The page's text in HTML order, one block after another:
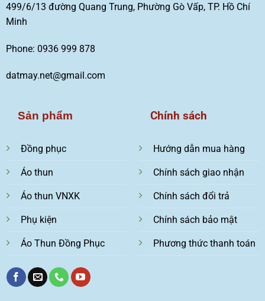
499/6/13 đường Quang Trung, Phường Gò Vấp, TP. Hồ Chí
Minh
Phone: 0936 999 878
datmay.net@gmail.com
Sản phẩm
Đồng phục
Áo thun
Áo thun VNXK
Phụ kiện
Áo Thun Đồng Phục
Chính sách
Hướng dẫn mua hàng
Chính sách giao nhận
Chính sách đổi trả
Chính sách bảo mật
Phương thức thanh toán